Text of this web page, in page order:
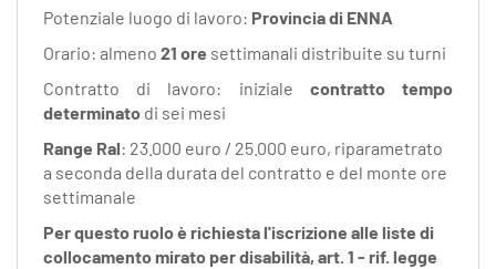
Potenziale luogo di lavoro: Provincia di ENNA
Orario: almeno 21 ore settimanali distribuite su turni
Contratto di lavoro: iniziale contratto tempo
determinato di sei mesi
Range Ral: 23.000 euro / 25.000 euro, riparametrato
a seconda della durata del contratto e del monte ore
settimanale
Per questo ruolo è richiesta l'iscrizione alle liste di
collocamento mirato per disabilità, art. 1 - rif. legge